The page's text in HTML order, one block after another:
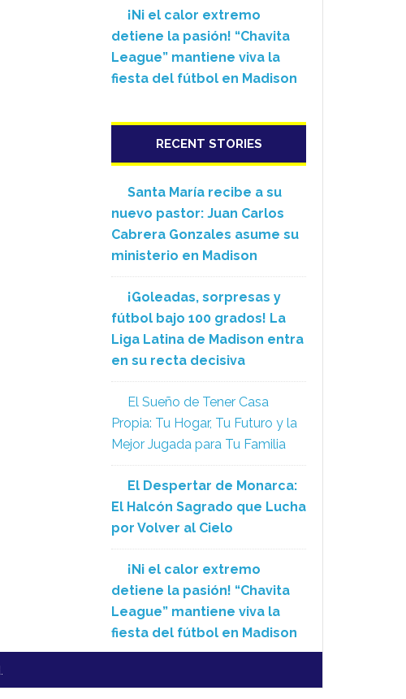
¡Ni el calor extremo
detiene la pasión! “Chavita
League” mantiene viva la
fiesta del fútbol en Madison
RECENT STORIES
Santa María recibe a su
nuevo pastor: Juan Carlos
Cabrera Gonzales asume su
ministerio en Madison
¡Goleadas, sorpresas y
fútbol bajo 100 grados! La
Liga Latina de Madison entra
en su recta decisiva
El Sueño de Tener Casa
Propia: Tu Hogar, Tu Futuro y la
Mejor Jugada para Tu Familia
El Despertar de Monarca:
El Halcón Sagrado que Lucha
por Volver al Cielo
¡Ni el calor extremo
detiene la pasión! “Chavita
League” mantiene viva la
fiesta del fútbol en Madison